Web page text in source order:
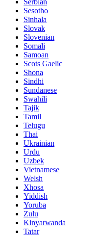
Sesotho
Sinhala
Slovak
Slovenian
Somali
Samoan
Scots Gaelic
Shona
Sindhi
Sundanese
Swahili
Tajik
Tamil
Telugu
Thai
Ukrainian
Urdu
Uzbek
Vietnamese
Welsh
Xhosa
Yiddish
Yoruba
Zulu
Kinyarwanda
Tatar